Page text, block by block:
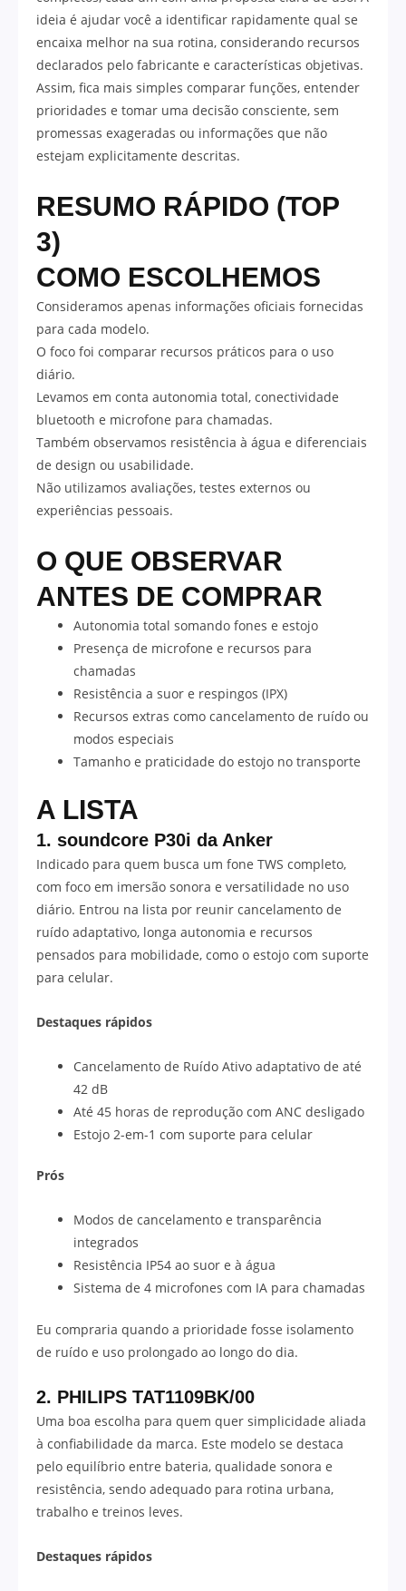
ideia é ajudar você a identificar rapidamente qual se
encaixa melhor na sua rotina, considerando recursos
declarados pelo fabricante e características objetivas.
Assim, fica mais simples comparar funções, entender
prioridades e tomar uma decisão consciente, sem
promessas exageradas ou informações que não
estejam explicitamente descritas.
RESUMO RÁPIDO (TOP
3)
COMO ESCOLHEMOS
Consideramos apenas informações oficiais fornecidas
para cada modelo.
O foco foi comparar recursos práticos para o uso
diário.
Levamos em conta autonomia total, conectividade
bluetooth e microfone para chamadas.
Também observamos resistência à água e diferenciais
de design ou usabilidade.
Não utilizamos avaliações, testes externos ou
experiências pessoais.
O QUE OBSERVAR
ANTES DE COMPRAR
Autonomia total somando fones e estojo
Presença de microfone e recursos para
chamadas
Resistência a suor e respingos (IPX)
Recursos extras como cancelamento de ruído ou
modos especiais
Tamanho e praticidade do estojo no transporte
A LISTA
1. soundcore P30i da Anker
Indicado para quem busca um fone TWS completo,
com foco em imersão sonora e versatilidade no uso
diário. Entrou na lista por reunir cancelamento de
ruído adaptativo, longa autonomia e recursos
pensados para mobilidade, como o estojo com suporte
para celular.
Destaques rápidos
Cancelamento de Ruído Ativo adaptativo de até
42 dB
Até 45 horas de reprodução com ANC desligado
Estojo 2-em-1 com suporte para celular
Prós
Modos de cancelamento e transparência
integrados
Resistência IP54 ao suor e à água
Sistema de 4 microfones com IA para chamadas
Eu compraria quando a prioridade fosse isolamento
de ruído e uso prolongado ao longo do dia.
2. PHILIPS TAT1109BK/00
Uma boa escolha para quem quer simplicidade aliada
à confiabilidade da marca. Este modelo se destaca
pelo equilíbrio entre bateria, qualidade sonora e
resistência, sendo adequado para rotina urbana,
trabalho e treinos leves.
Destaques rápidos